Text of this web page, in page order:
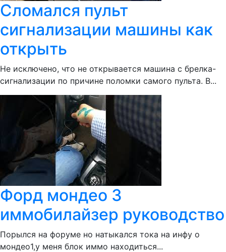
Сломался пульт
сигнализации машины как
открыть
Не исключено, что не открывается машина с брелка-
сигнализации по причине поломки самого пульта. В...
Форд мондео 3
иммобилайзер руководство
Порылся на форуме но натыкался тока на инфу о
мондео1,у меня блок иммо находиться...